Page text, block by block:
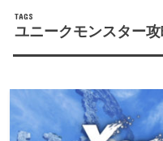
ユニークモンスター